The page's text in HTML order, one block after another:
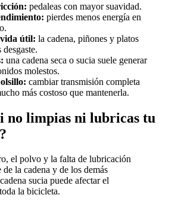
pedaleas con mayor suavidad.
pierdes menos energía en
útil: la cadena, piñones y platos
una cadena seca o sucia suele generar
molestos.
cambiar transmisión completa
más costoso que mantenerla.
no limpias ni lubricas tu
el polvo y la falta de lubricación
de la cadena y de los demás
sucia puede afectar el
la bicicleta.